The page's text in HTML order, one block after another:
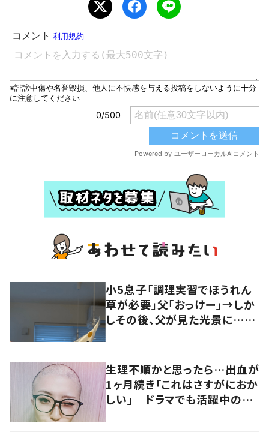
小5息子「調理実習でほうれん
草が必要」父「おっけー」→しか
しその後、父が見た光景に…
生理不順かと思ったら…出血が
1ヶ月続き「これはさすがにおか
しい」 ドラマでも活躍中の女